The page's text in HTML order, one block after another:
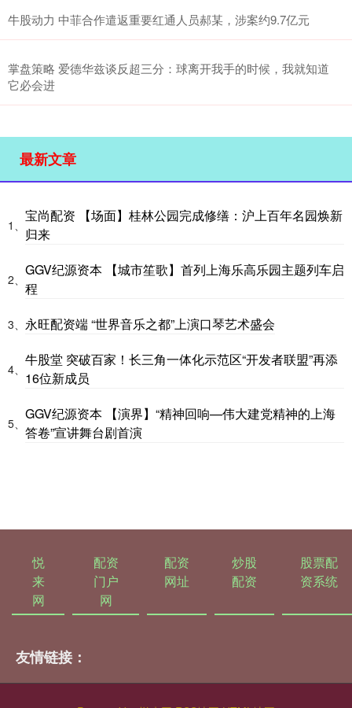
牛股动力 中菲合作遣返重要红通人员郝某，涉案约9.7亿元
掌盘策略 爱德华兹谈反超三分：球离开我手的时候，我就知道
它必会进
最新文章
1、
宝尚配资 【场面】桂林公园完成修缮：沪上百年名园焕新
归来
2、
GGV纪源资本 【城市笙歌】首列上海乐高乐园主题列车启
程
3、 永旺配资端 “世界音乐之都”上演口琴艺术盛会
4、
牛股堂 突破百家！长三角一体化示范区“开发者联盟”再添
16位新成员
5、
GGV纪源资本 【演界】“精神回响—伟大建党精神的上海
答卷”宣讲舞台剧首演
悦
来
网
配资
门户
网
配资
网址
炒股
配资
股票配
资系统
友情链接：